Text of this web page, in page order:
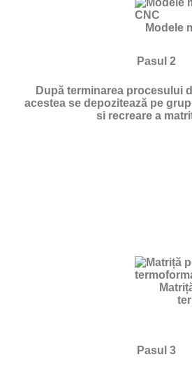
Modele
Pasul 2
După terminarea procesului
acestea se depozitează pe
si recreare a
Pasul 3